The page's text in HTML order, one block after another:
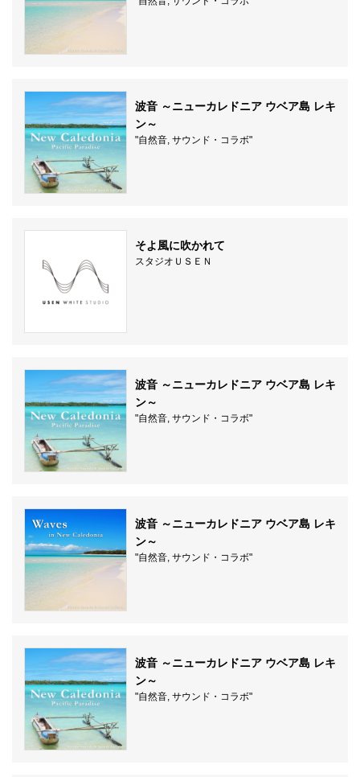
波音 ～ニューカレドニア ウベア島 レキ
ン～
"自然音, サウンド・コラボ"
そよ風に吹かれて
スタジオＵＳＥＮ
波音 ～ニューカレドニア ウベア島 レキ
ン～
"自然音, サウンド・コラボ"
波音 ～ニューカレドニア ウベア島 レキ
ン～
"自然音, サウンド・コラボ"
波音 ～ニューカレドニア ウベア島 レキ
ン～
"自然音, サウンド・コラボ"